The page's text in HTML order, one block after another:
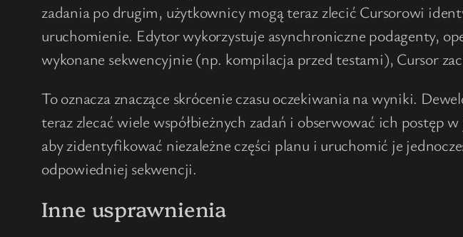
zadania po drugim, użytkownicy mogą teraz zlecić Cursorowi
uruchomienie. Edytor wykorzystuje asynchroniczne podagenty,
wykonane sekwencyjnie (np. kompilacja przed testami), Cursor
To oznacza znaczące skrócenie czasu oczekiwania na wyniki.
teraz zlecać wiele współbieżnych zadań i obserwować ich postęp
aby zidentyfikować niezależne części planu i uruchomić je
odpowiedniej sekwencji.
Inne usprawnienia